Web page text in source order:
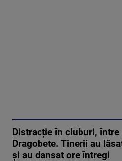
Distracție în cluburi,
Dragobete. Tinerii au
și au dansat ore întregi